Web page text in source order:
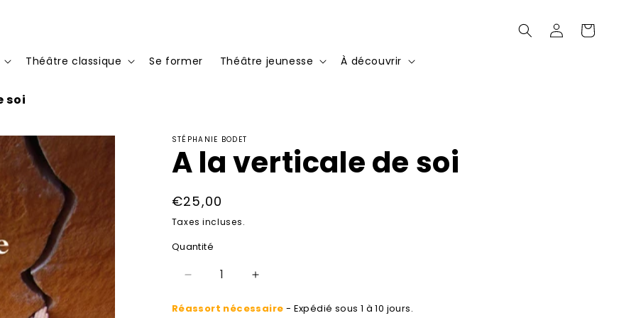
Théâtre classique Se former Théâtre jeunesse À découvrir
ConnexionPanier
soi
STÉPHANIE BODET
A la verticale de soi
Prix
habituel
€25,00
Taxes incluses.
Quantité
Réduire
quantité
Augmenter
quantité
Réassort nécessaire - Expédié sous 1 à 10 jours.